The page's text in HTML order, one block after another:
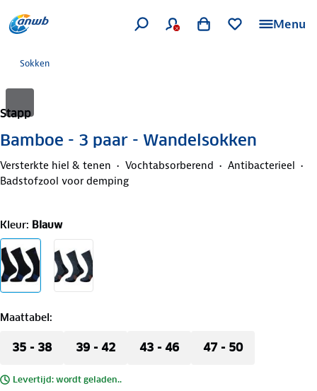
Menu
Sokken
Stapp
Bamboe - 3 paar - Wandelsokken
Versterkte hiel & tenen Vochtabsorberend
Antibacterieel
Badstofzool voor demping
Kleur: Blauw
Maattabel:
35 - 38 39 - 42 43 - 46 47 - 50
Levertijd: wordt geladen..